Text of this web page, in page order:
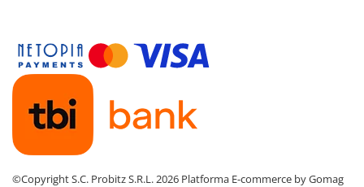
©Copyright S.C. Probitz S.R.L. 2026 Platforma E-commerce by Gomag